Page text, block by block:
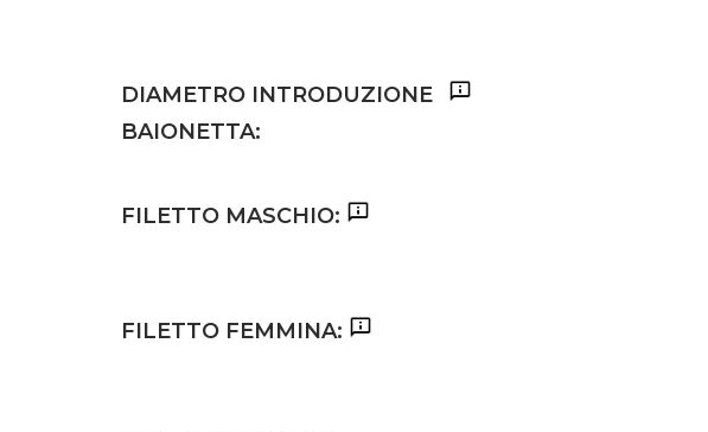
DIAMETRO INTRODUZIONE
BAIONETTA:
FILETTO MASCHIO:
FILETTO FEMMINA: